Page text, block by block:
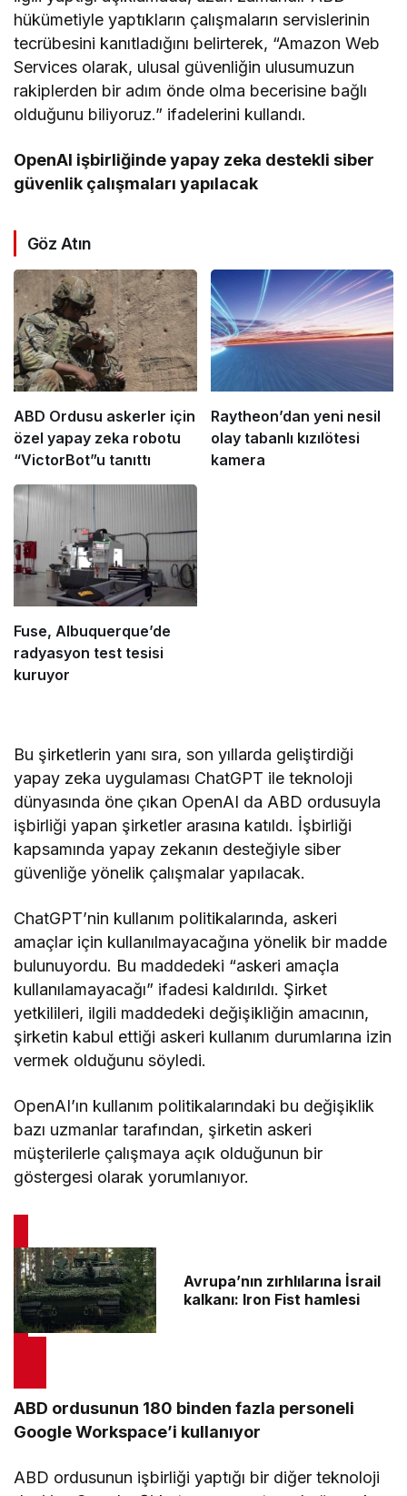
hükümetiyle yaptıkların çalışmaların servislerinin
tecrübesini kanıtladığını belirterek, “Amazon Web
Services olarak, ulusal güvenliğin ulusumuzun
rakiplerden bir adım önde olma becerisine bağlı
olduğunu biliyoruz.” ifadelerini kullandı.
OpenAI işbirliğinde yapay zeka destekli siber
güvenlik çalışmaları yapılacak
Göz Atın
ABD Ordusu askerler için
özel yapay zeka robotu
“VictorBot”u tanıttı
Raytheon’dan yeni nesil
olay tabanlı kızılötesi
kamera
Fuse, Albuquerque’de
radyasyon test tesisi
kuruyor
Bu şirketlerin yanı sıra, son yıllarda geliştirdiği
yapay zeka uygulaması ChatGPT ile teknoloji
dünyasında öne çıkan OpenAI da ABD ordusuyla
işbirliği yapan şirketler arasına katıldı. İşbirliği
kapsamında yapay zekanın desteğiyle siber
güvenliğe yönelik çalışmalar yapılacak.
ChatGPT’nin kullanım politikalarında, askeri
amaçlar için kullanılmayacağına yönelik bir madde
bulunuyordu. Bu maddedeki “askeri amaçla
kullanılamayacağı” ifadesi kaldırıldı. Şirket
yetkilileri, ilgili maddedeki değişikliğin amacının,
şirketin kabul ettiği askeri kullanım durumlarına izin
vermek olduğunu söyledi.
OpenAI’ın kullanım politikalarındaki bu değişiklik
bazı uzmanlar tarafından, şirketin askeri
müşterilerle çalışmaya açık olduğunun bir
göstergesi olarak yorumlanıyor.
Avrupa’nın zırhlılarına İsrail
kalkanı: Iron Fist hamlesi
ABD ordusunun 180 binden fazla personeli
Google Workspace’i kullanıyor
ABD ordusunun işbirliği yaptığı bir diğer teknoloji